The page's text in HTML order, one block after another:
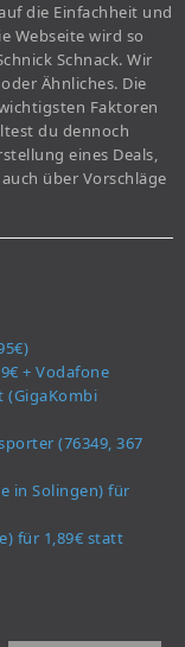
die Einfachheit und
Webseite wird so
Schnack. Wir
Ähnliches. Die
Faktoren
du dennoch
eines Deals,
über Vorschläge
+ Vodafone
(GigaKombi
(76349, 367
in Solingen) für
für 1,89€ statt